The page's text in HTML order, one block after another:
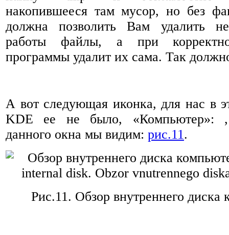
накопившееся там мусор, но без
должна позволить Вам удалить
работы файлы, а при
программы удалит их сама. Так
А вот следующая иконка, для нас в
KDE ее не было, «Компьютер»: ,
данного окна мы видим: рис.11.
Рис.11. Обзор внутреннего диска